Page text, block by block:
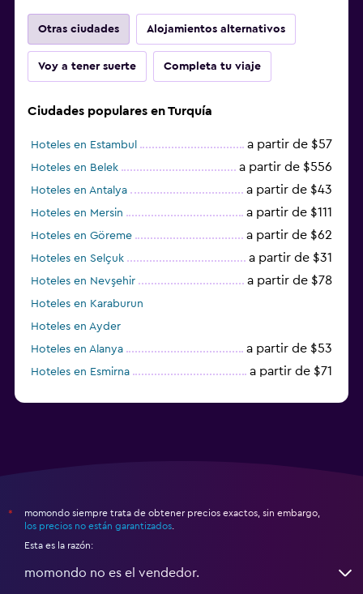
Otras ciudades Alojamientos alternativos
Voy a tener suerte Completa tu viaje
Ciudades populares en Turquía
Hoteles en Estambul a partir de $57
Hoteles en Belek a partir de $556
Hoteles en Antalya a partir de $43
Hoteles en Mersin a partir de $111
Hoteles en Göreme a partir de $62
Hoteles en Selçuk a partir de $31
Hoteles en Nevşehir a partir de $78
Hoteles en Karaburun
Hoteles en Ayder
Hoteles en Alanya
a partir de $53
Hoteles en Esmirna a partir de $71
*
momondo siempre trata de obtener precios exactos, sin embargo,
los precios no están garantizados
Esta es la razón:
momondo no es el vendedor.